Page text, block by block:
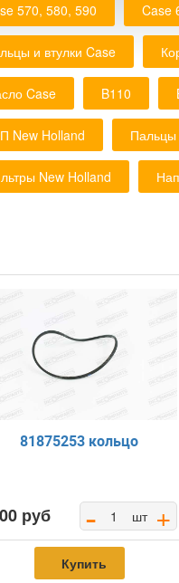
570, 580, 590 Case
и втулки Case
Case B110
New Holland Пальцы
New Holland
81875253 кольцо
руб - шт +
Купить